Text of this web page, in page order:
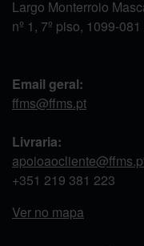
Largo Monterroio
nº 1, 7º piso, 1099-
Email geral:
ffms@ffms.pt
Livraria:
+351 219 381 223
Ver no mapa